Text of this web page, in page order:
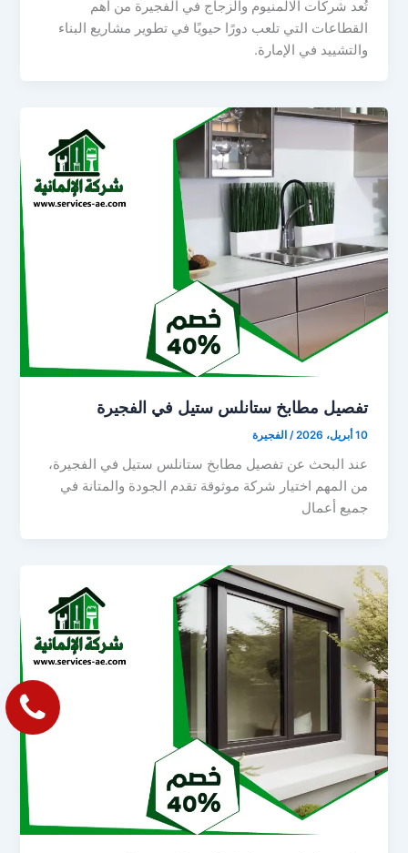
تُعد شركات الالمنيوم والزجاج في الفجيرة من أهم
القطاعات التي تلعب دورًا حيويًا في تطوير مشاريع البناء
والتشييد في الإمارة.
تفصيل مطابخ ستانلس ستيل في الفجيرة
10 أبريل، 2026 /الفجيرة
عند البحث عن تفصيل مطابخ ستانلس ستيل في الفجيرة،
من المهم اختيار شركة موثوقة تقدم الجودة والمتانة في
جميع أعمال